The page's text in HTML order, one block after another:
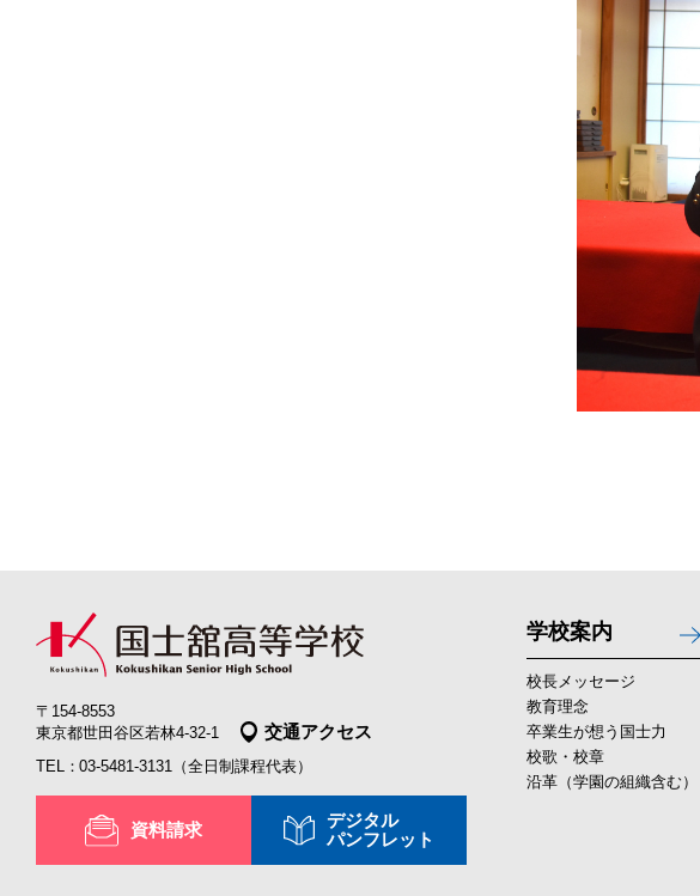
〒154-8553
東京都世田谷区若林4-32-1
交通アクセス
03-5481-3131 （全日制課程代表）
資料請求
デジタル
パンフレット
学校案内
校長メッセージ
教育理念
卒業生が想う国士力
校歌・校章
沿革（学園の組織含む）